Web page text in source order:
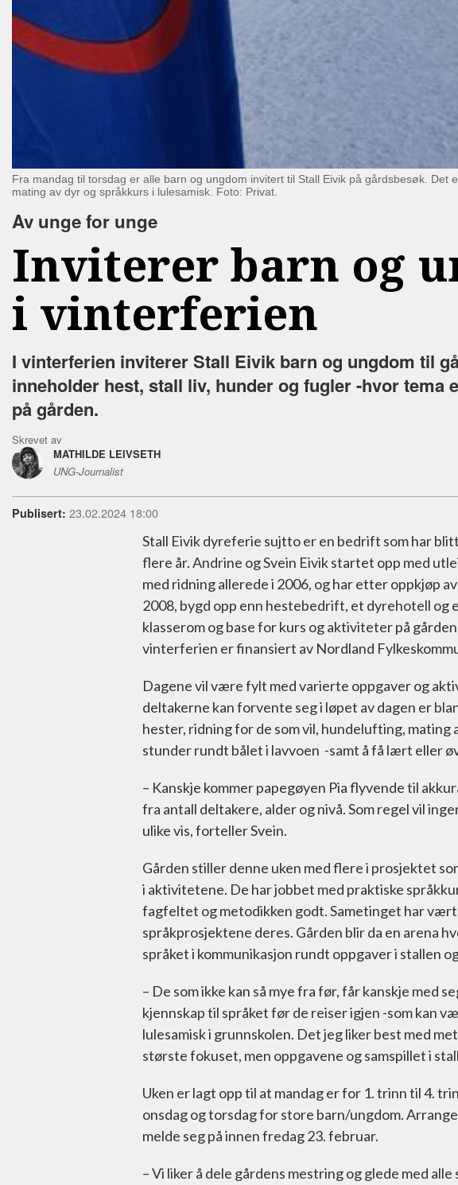
Fra mandag til torsdag er alle barn og ungdom invitert til Stall Eivik på gårdsbesøk. Det
mating av dyr og språkkurs i lulesamisk. Foto: Privat.
Av unge for unge
Inviterer barn og
i vinterferien
I vinterferien inviterer Stall Eivik barn og ungdom til
inneholder hest, stall liv, hunder og fugler -hvor
på gården.
Skrevet av
MATHILDE LEIVSETH
UNG-Journalist
Publisert: 23.02.2024 18:00
Stall Eivik dyreferie sujtto er en bedrift som har
flere år. Andrine og Svein Eivik startet opp med
med ridning allerede i 2006, og har etter oppkjøp
2008, bygd opp enn hestebedrift, et dyrehotell og
klasserom og base for kurs og aktiviteter på
vinterferien er finansiert av Nordland
Dagene vil være fylt med varierte oppgaver og
deltakerne kan forvente seg i løpet av dagen er
hester, ridning for de som vil, hundelufting, mating
stunder rundt bålet i lavvoen -samt å få lært eller
– Kanskje kommer papegøyen Pia flyvende til
fra antall deltakere, alder og nivå. Som regel vil
ulike vis, forteller Svein.
Gården stiller denne uken med flere i prosjektet
i aktivitetene. De har jobbet med praktiske
fagfeltet og metodikken godt. Sametinget har
språkprosjektene deres. Gården blir da en arena
språket i kommunikasjon rundt oppgaver i stallen
– De som ikke kan så mye fra før, får kanskje med
kjennskap til språket før de reiser igjen -som kan
lulesamisk i grunnskolen. Det jeg liker best med
største fokuset, men oppgavene og samspillet i
Uken er lagt opp til at mandag er for 1. trinn til 4.
onsdag og torsdag for store barn/ungdom.
melde seg på innen fredag 23. februar.
– Vi liker å dele gårdens mestring og glede med